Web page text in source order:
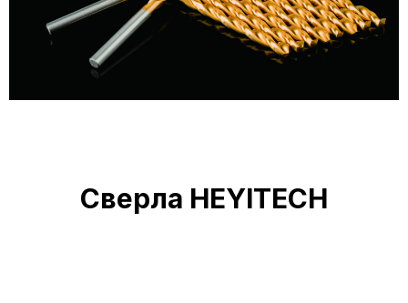
Сверла HEYITECH